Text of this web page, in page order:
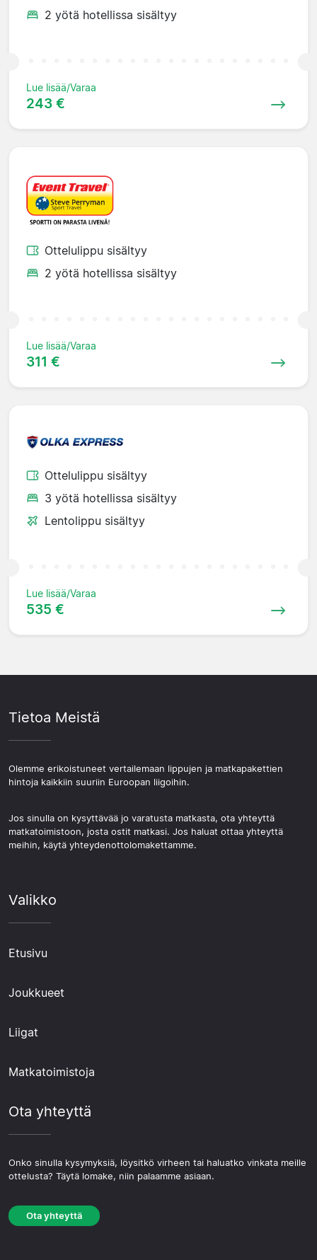
2 yötä hotellissa sisältyy
Lue lisää/Varaa
243 €
Ottelulippu sisältyy
2 yötä hotellissa sisältyy
Lue lisää/Varaa
311 €
Ottelulippu sisältyy
3 yötä hotellissa sisältyy
Lentolippu sisältyy
Lue lisää/Varaa
535 €
Tietoa Meistä
Olemme erikoistuneet vertailemaan lippujen ja matkapakettien
hintoja kaikkiin suuriin Euroopan liigoihin.
Jos sinulla on kysyttävää jo varatusta matkasta, ota yhteyttä
matkatoimistoon, josta ostit matkasi. Jos haluat ottaa yhteyttä
meihin, käytä yhteydenottolomakettamme.
Valikko
Etusivu
Joukkueet
Liigat
Matkatoimistoja
Ota yhteyttä
Onko sinulla kysymyksiä, löysitkö virheen tai haluatko vinkata meille
ottelusta? Täytä lomake, niin palaamme asiaan.
Ota yhteyttä